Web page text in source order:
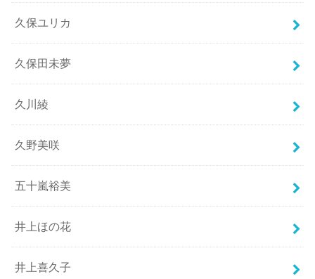
久保ユリカ
久保田未夢
久川綾
久野美咲
五十嵐裕美
井上ほの花
井上喜久子